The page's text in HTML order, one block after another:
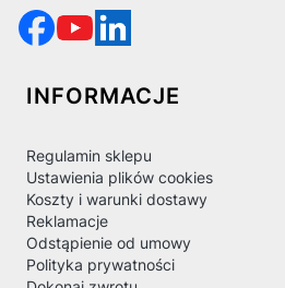
Linki w stopce
INFORMACJE
Regulamin sklepu
Ustawienia plików cookies
Koszty i warunki dostawy
Reklamacje
Odstąpienie od umowy
Polityka prywatności